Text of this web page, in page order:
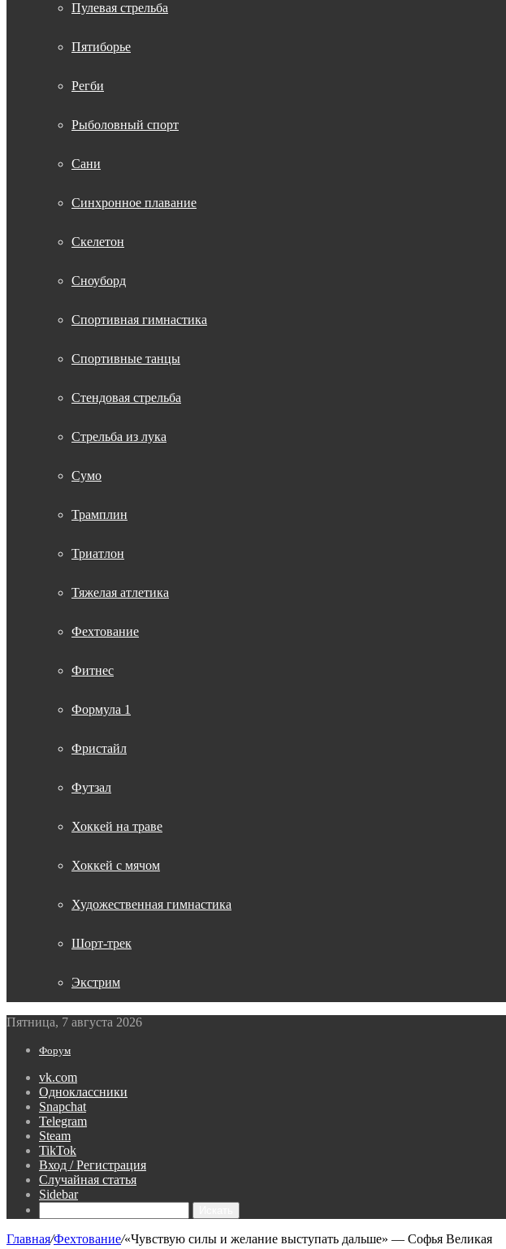
Пулевая стрельба
Пятиборье
Регби
Рыболовный спорт
Сани
Синхронное плавание
Скелетон
Сноуборд
Спортивная гимнастика
Спортивные танцы
Стендовая стрельба
Стрельба из лука
Сумо
Трамплин
Триатлон
Тяжелая атлетика
Фехтование
Фитнес
Формула 1
Фристайл
Футзал
Хоккей на траве
Хоккей с мячом
Художественная гимнастика
Шорт-трек
Экстрим
Пятница, 7 августа 2026
Форум
vk.com
Одноклассники
Snapchat
Telegram
Steam
TikTok
Вход / Регистрация
Случайная статья
Sidebar
Главная/Фехтование/«Чувствую силы и желание выступать дальше» — Софья Великая